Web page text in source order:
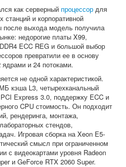
как серверный процессор для
станций и корпоративной
после выхода модель получила
недорогие платы X99,
ECC REG и большой выбор
превратили ее в основу
и 24 потоками.
не одной характеристикой.
кэша L3, четырехканальный
Express 3.0, поддержку ECC и
CPU стоимость. Он подходит
рендеринга, монтажа,
стендов,
Игровая сборка на Xeon E5-
смысл при ограниченном
с видеокартами уровня Radeon
и GeForce RTX 2060 Super.